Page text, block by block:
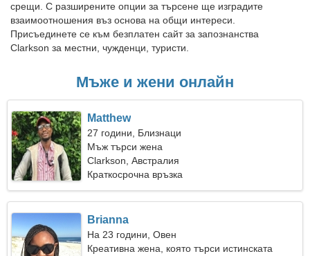
срещи. С разширените опции за търсене ще изградите
взаимоотношения въз основа на общи интереси.
Присъединете се към безплатен сайт за запознанства
Clarkson за местни, чужденци, туристи.
Мъже и жени онлайн
Matthew
27 години, Близнаци
Мъж търси жена
Clarkson, Австралия
Краткосрочна връзка
Brianna
На 23 години, Овен
Креативна жена, която търси истинската